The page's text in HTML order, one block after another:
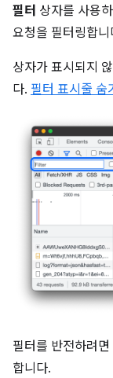
필터 상자를 사용
요청을 필터링합니
상자가 표시되지
다. 필터 표시줄 숨
필터를 반전하려면
합니다.